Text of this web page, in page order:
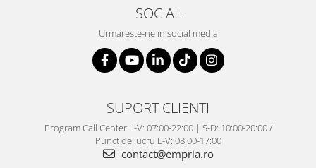
SOCIAL
Urmareste-ne in social media
SUPORT CLIENTI
Program Call Center L-V: 07:00-22:00 | S-D: 10:00-20:00 /
Punct de lucru L-V: 08:00-17:00
contact@empria.ro